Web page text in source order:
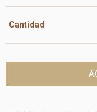
Cantidad